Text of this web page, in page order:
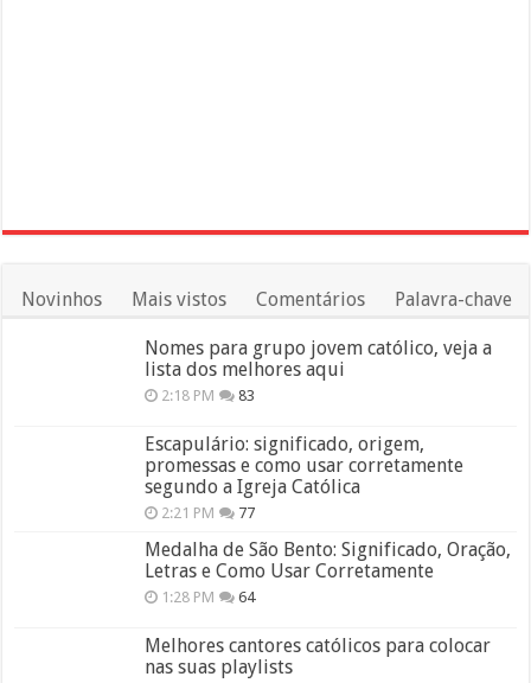
Novinhos Mais vistos Comentários Palavra-chave
Nomes para grupo jovem católico, veja a
lista dos melhores aqui
2:18 PM 83
Escapulário: significado, origem,
promessas e como usar corretamente
segundo a Igreja Católica
2:21 PM 77
Medalha de São Bento: Significado, Oração,
Letras e Como Usar Corretamente
1:28 PM 64
Melhores cantores católicos para colocar
nas suas playlists